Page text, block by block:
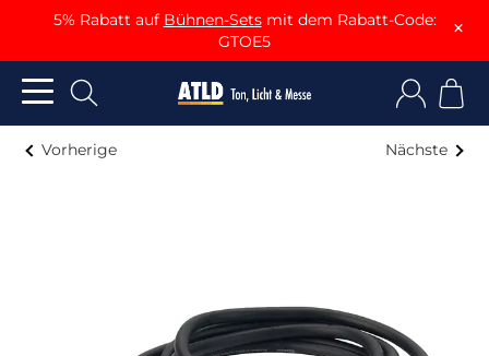
5% Rabatt auf Bühnen-Setsmit dem Rabatt-Code:
GTOE5
×
Vorherige Nächste